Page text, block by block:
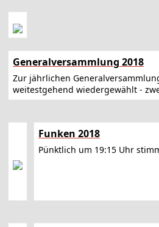
Generalversammlung 2018
Zur jährlichen
weitestgehend wiedergewählt -
Funken 2018
Pünktlich um 19:15 Uhr